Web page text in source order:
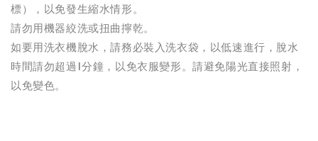
標），以免發生縮水情形。
請勿用機器絞洗或扭曲擰乾。
如要用洗衣機脫水，請務必裝入洗衣袋，以低速進行，脫水
時間請勿超過1分鐘，以免衣服變形。請避免陽光直接照射，
以免變色。